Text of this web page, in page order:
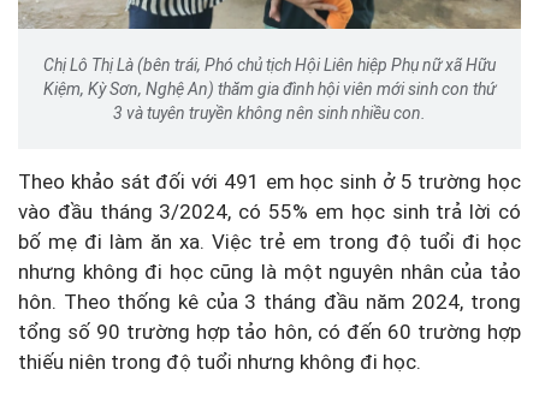
Chị Lô Thị Là (bên trái, Phó chủ tịch Hội Liên hiệp Phụ nữ xã Hữu
Kiệm, Kỳ Sơn, Nghệ An) thăm gia đình hội viên mới sinh con thứ
3 và tuyên truyền không nên sinh nhiều con.
Theo khảo sát đối với 491 em học sinh ở 5 trường học
vào đầu tháng 3/2024, có 55% em học sinh trả lời có
bố mẹ đi làm ăn xa. Việc trẻ em trong độ tuổi đi học
nhưng không đi học cũng là một nguyên nhân của tảo
hôn. Theo thống kê của 3 tháng đầu năm 2024, trong
tổng số 90 trường hợp tảo hôn, có đến 60 trường hợp
thiếu niên trong độ tuổi nhưng không đi học.